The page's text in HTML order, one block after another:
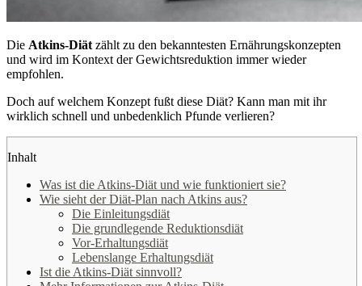
Die Atkins-Diät zählt zu den bekanntesten Ernährungskonzepten
und wird im Kontext der Gewichtsreduktion immer wieder
empfohlen.
Doch auf welchem Konzept fußt diese Diät? Kann man mit ihr
wirklich schnell und unbedenklich Pfunde verlieren?
Inhalt
Was ist die Atkins-Diät und wie funktioniert sie?
Wie sieht der Diät-Plan nach Atkins aus?
Die Einleitungsdiät
Die grundlegende Reduktionsdiät
Vor-Erhaltungsdiät
Lebenslange Erhaltungsdiät
Ist die Atkins-Diät sinnvoll?